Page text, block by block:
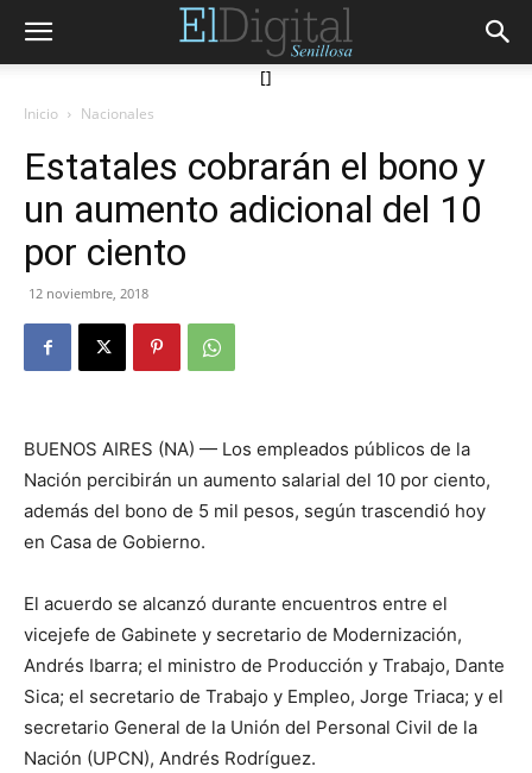
[]
Inicio Nacionales
Estatales cobrarán el bono y
un aumento adicional del 10
por ciento
12 noviembre, 2018
BUENOS AIRES (NA) — Los empleados públicos de la
Nación percibirán un aumento salarial del 10 por ciento,
además del bono de 5 mil pesos, según trascendió hoy
en Casa de Gobierno.
El acuerdo se alcanzó durante encuentros entre el
vicejefe de Gabinete y secretario de Modernización,
Andrés Ibarra; el ministro de Producción y Trabajo, Dante
Sica; el secretario de Trabajo y Empleo, Jorge Triaca; y el
secretario General de la Unión del Personal Civil de la
Nación (UPCN), Andrés Rodríguez.